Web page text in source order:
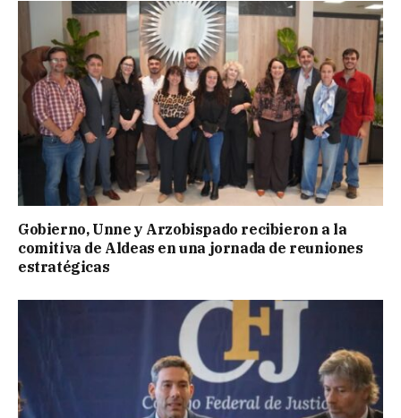
Gobierno, Unne y Arzobispado recibieron a la
comitiva de Aldeas en una jornada de reuniones
estratégicas